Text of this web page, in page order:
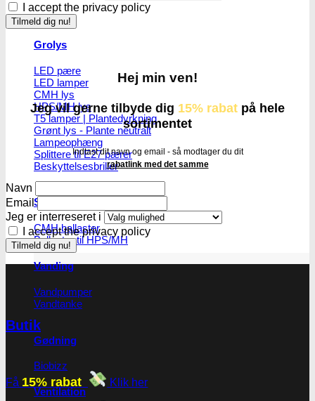
Grolys
LED pære
LED lamper
CMH lys
HPS/MH lys
T5 lamper | Plantedyrkning
Grønt lys - Plante neutralt
Lampeophæng
Splittere til E27 pærer
Beskyttelsesbriller
Strømforsygning
CMH ballaster
Ballaster til HPS/MH
Vanding
Vandpumper
Vandtanke
Gødning
Biobizz
Ventilation
I accept the privacy policy
Hej min ven!
Jeg vil gerne tilbyde dig 15% rabat på hele
sortimentet
Indtast dit navn og email - så modtager du dit
rabatlink med det samme
Navn
Email
Jeg er interreseret i
I accept the privacy policy
Butik
Få 15% rabat Klik her